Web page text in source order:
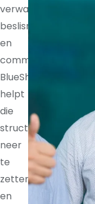
verwachtingen,
beslisrechten
en
communicatieritmes.
BlueShores
helpt
die
structuur
neer
te
zetten
en